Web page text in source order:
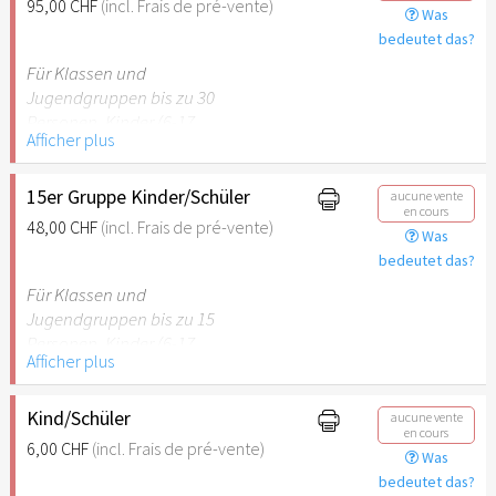
empfehlenswert.
95,00 CHF (incl. Frais de pré-vente)
Was
bedeutet das?
Für Klassen und
Jugendgruppen bis zu 30
Jahre) oder Schüler mit
Schülerausweis inklusive
erwachsene Begleitperson.
Hinweis: Für Kinder unter 6
Stuttgart nicht
empfehlenswert.
Afficher plus
15er Gruppe Kinder/Schüler
48,00 CHF (incl. Frais de pré-vente)
aucune vente
en cours
Was
bedeutet das?
Für Klassen und
Jugendgruppen bis zu 15
Jahre) oder Schüler mit
Schülerausweis inklusive
erwachsene Begleitperson.
Hinweis: Für Kinder unter 6
Afficher plus
Kind/Schüler
6,00 CHF (incl. Frais de pré-vente)
aucune vente
en cours
Was
bedeutet das?